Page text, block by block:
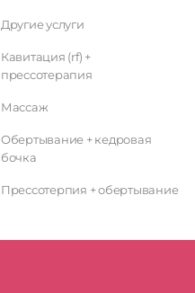
Другие услуги
Кавитация (rf) +
прессотерапия
Массаж
Обертывание + кедровая
бочка
Прессотерпия + обертывание